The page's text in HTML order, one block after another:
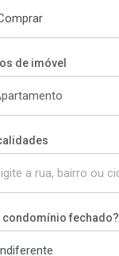
de imóvel
condomínio fechado?